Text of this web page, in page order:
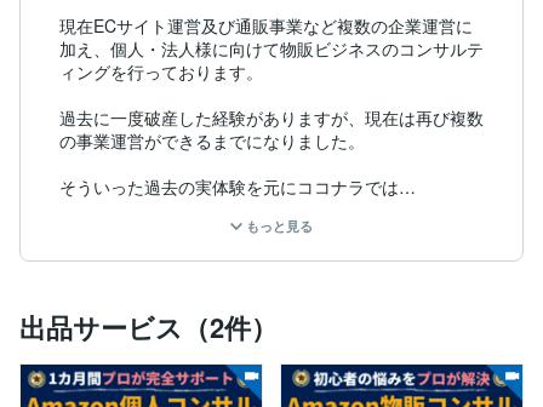
現在ECサイト運営及び通販事業など複数の企業運営に
加え、個人・法人様に向けて物販ビジネスのコンサルテ
ィングを行っております。
過去に一度破産した経験がありますが、現在は再び複数
の事業運営ができるまでになりました。
そういった過去の実体験を元にココナラでは
にお伝えさせていただいております。
▶︎2010年
知識ゼロ&資金数万円の状態から中国輸入ビジネスを開
始
もっと見る
出品サービス（2件）